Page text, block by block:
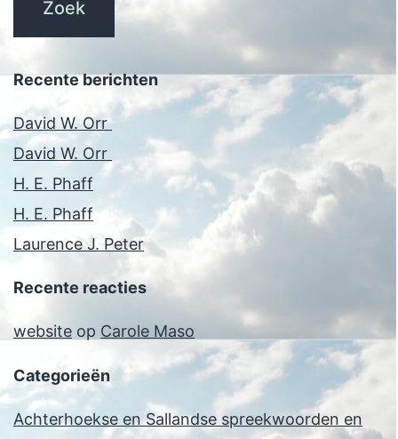
Recente berichten
David W. Orr
David W. Orr
H. E. Phaff
H. E. Phaff
Laurence J. Peter
Recente reacties
website op Carole Maso
Categorieën
Achterhoekse en Sallandse spreekwoorden en